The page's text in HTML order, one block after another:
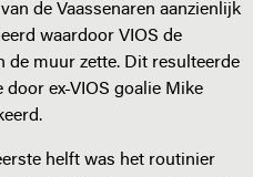
de Vaassenaren aanzienlijk
waardoor VIOS de
de muur zette. Dit resulteerde
ex-VIOS goalie Mike
helft was het routinier